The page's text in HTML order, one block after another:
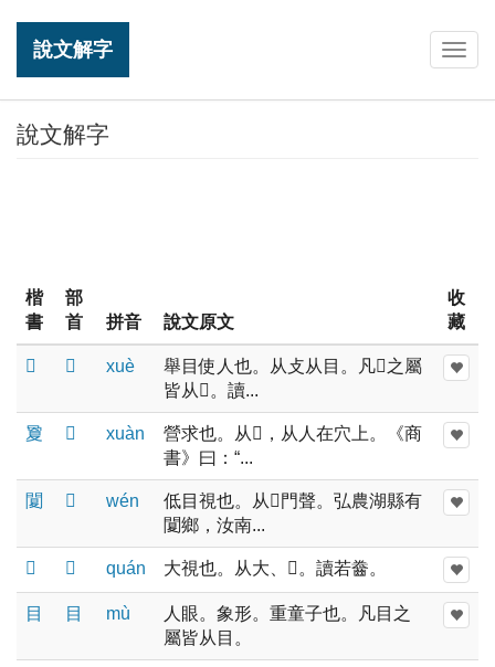
說文解字
說文解字
楷
書
部
首
拼音 說文原文
收
藏
𡕥 𡕥 xuè
舉目使人也。从攴从目。凡𡕥之屬
皆从𡕥。讀...
夐 𡕥 xuàn
營求也。从𡕥，从人在穴上。《商
書》曰：“...
䦩 𡕥 wén
低目視也。从𡕥門聲。弘農湖縣有
䦩鄉，汝南...
𡙋 𡕥 quán 大視也。从大、𡕥。讀若齤。
目 目 mù
人眼。象形。重童子也。凡目之
屬皆从目。